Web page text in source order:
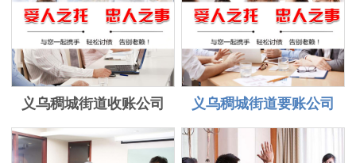
义乌稠城街道收账公司 义乌稠城街道要账公司